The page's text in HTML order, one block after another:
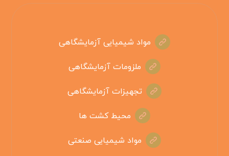
مواد شیمیایی آزمایشگاهی
ملزومات آزمایشگاهی
تجهیزات آزمایشگاهی
محیط کشت ها
مواد شیمیایی صنعتی